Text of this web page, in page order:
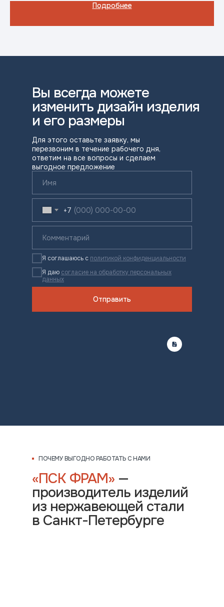
Подробнее
Вы всегда можете
изменить дизайн изделия
и его размеры
Для этого оставьте заявку, мы
перезвоним в течение рабочего дня,
ответим на все вопросы и сделаем
выгодное предложение
+7
Я соглашаюсь с политикой конфиденциальности
Я даю согласие на обработку персональных
данных
Отправить
«ПСК ФРАМ» —
производитель изделий
из нержавеющей стали
в Санкт-Петербурге
ПОЧЕМУ ВЫГОДНО РАБОТАТЬ С НАМИ